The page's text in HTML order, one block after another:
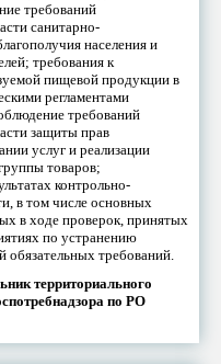
требований
санитарно-
населения и
требования к
пищевой продукции в
регламентами
требований
защиты прав
услуг и реализации
товаров;
контрольно-
в том числе основных
в ходе проверок, принятых
по устранению
требований.
территориального
по РО